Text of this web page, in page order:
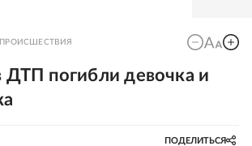
ПРОИСШЕСТВИЯ
ДТП погибли девочка и
ПОДЕЛИТЬСЯ